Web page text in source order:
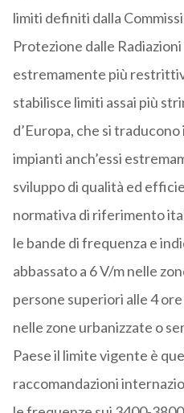
limiti definiti dalla
Protezione dalle
estremamente più
stabilisce limiti assai più
d’Europa, che si
impianti anch’essi
sviluppo di qualità ed
normativa di riferimento
le bande di frequenza e
abbassato a 6 V/m nelle
persone superiori alle 4
nelle zone urbanizzate o
Paese il limite vigente è
raccomandazioni